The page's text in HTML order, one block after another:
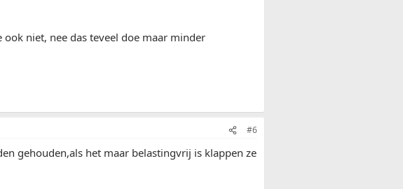
niet, nee das teveel doe maar minder
#6
gehouden,als het maar belastingvrij is klappen ze